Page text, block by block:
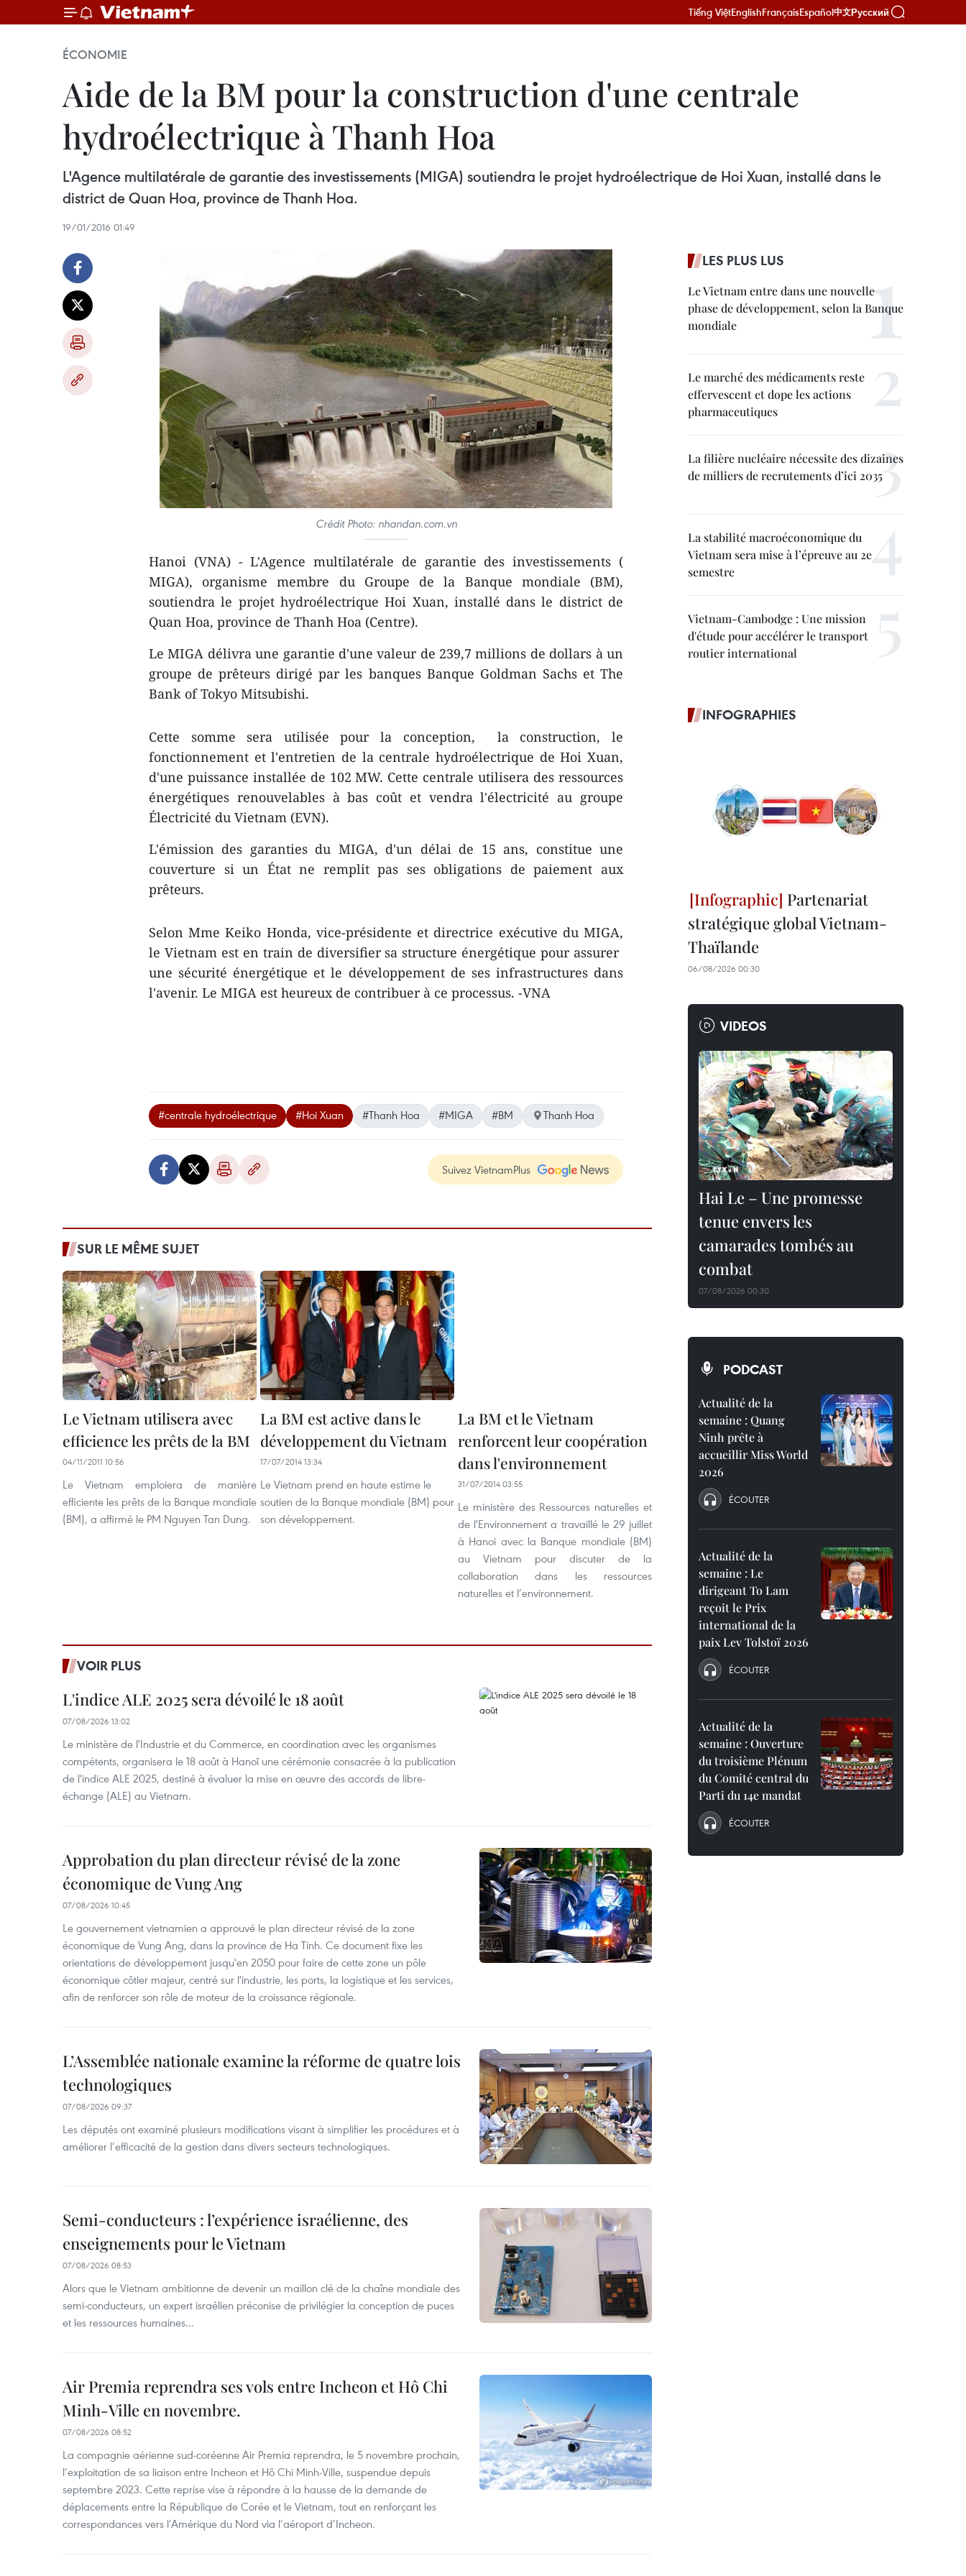
Tiếng ViệtEnglishFrançaisEspañol中文Русский
ÉCONOMIE
Aide de la BM pour la construction d'une centrale
hydroélectrique à Thanh Hoa
L'Agence multilatérale de garantie des investissements (MIGA) soutiendra le projet hydroélectrique de Hoi Xuan, installé dans le
district de Quan Hoa, province de Thanh Hoa.
19/01/2016 01:49
Crédit Photo: nhandan.com.vn
Hanoi (VNA) - L'Agence multilatérale de garantie des investissements (
MIGA), organisme membre du Groupe de la Banque mondiale (BM),
soutiendra le projet hydroélectrique Hoi Xuan, installé dans le district de
Quan Hoa, province de Thanh Hoa (Centre).
Le MIGA délivra une garantie d'une valeur de 239,7 millions de dollars à un
groupe de prêteurs dirigé par les banques Banque Goldman Sachs et The
Bank of Tokyo Mitsubishi.
Cette ​somme sera utilisée pour la conception, la construction, le
fonctionnement et l'entretien de la centrale hydroélectrique de Hoi Xuan,
d'une puissance installée de 102 MW. Cette centrale utilisera des ressources
énergétiques renouvelables à bas coût et vendra l'électricité au groupe
Électricité du Vietnam (EVN).
L'émission des garanties du MIGA, d'un délai de 15 ans, constitue une
couverture si un État ne remplit pas ses obligations de paiement aux
prêteurs.
Selon Mme Keiko Honda, vice-présidente et directrice exécutive du MIGA,
le Vietnam est en train de diversifier ​sa structure énergétique pour assurer ​​
une sécurité énergétique et le développement de ses infrastructures dans
l'avenir. Le MIGA est heureux de contribuer à ce processus. -VNA
#centrale hydroélectrique #Hoi Xuan #Thanh Hoa #MIGA #BM Thanh Hoa
Suivez VietnamPlus
SUR LE MÊME SUJET
Le Vietnam utilisera avec
efficience les prêts de la BM
04/11/2011 10:56
Le Vietnam emploiera de manière
efficiente les prêts de la Banque mondiale
(BM), a affirmé le PM Nguyen Tan Dung.
La BM est active dans le
développement du Vietnam
17/07/2014 13:34
Le Vietnam prend en haute estime le
soutien de la Banque mondiale (BM) pour
son développement.
La BM et le Vietnam
renforcent leur coopération
dans l'environnement
31/07/2014 03:55
Le ministère des Ressources naturelles et
de l'Environnement a travaillé le 29 juillet
à Hanoi avec la Banque mondiale (BM)
au Vietnam pour discuter de la
collaboration dans les ressources
naturelles et l’environnement.
VOIR PLUS
L'indice ALE 2025 sera dévoilé le 18 août
07/08/2026 13:02
Le ministère de l'Industrie et du Commerce, en coordination avec les organismes
compétents, organisera le 18 août à Hanoï une cérémonie consacrée à la publication
de l'indice ALE 2025, destiné à évaluer la mise en œuvre des accords de libre-
échange (ALE) au Vietnam.
Approbation du plan directeur révisé de la zone
économique de Vung Ang
07/08/2026 10:45
Le gouvernement vietnamien a approuvé le plan directeur révisé de la zone
économique de Vung Ang, dans la province de Ha Tinh. Ce document fixe les
orientations de développement jusqu'en 2050 pour faire de cette zone un pôle
économique côtier majeur, centré sur l'industrie, les ports, la logistique et les services,
afin de renforcer son rôle de moteur de la croissance régionale.
L’Assemblée nationale examine la réforme de quatre lois
technologiques
07/08/2026 09:37
Les députés ont examiné plusieurs modifications visant à simplifier les procédures et à
améliorer l’efficacité de la gestion dans divers secteurs technologiques.
Semi-conducteurs : l’expérience israélienne, des
enseignements pour le Vietnam
07/08/2026 08:53
Alors que le Vietnam ambitionne de devenir un maillon clé de la chaîne mondiale des
semi-conducteurs, un expert israélien préconise de privilégier la conception de puces
et les ressources humaines...
Air Premia reprendra ses vols entre Incheon et Hô Chi
Minh-Ville en novembre.
07/08/2026 08:52
La compagnie aérienne sud-coréenne Air Premia reprendra, le 5 novembre prochain,
l’exploitation de sa liaison entre Incheon et Hô Chi Minh-Ville, suspendue depuis
septembre 2023. Cette reprise vise à répondre à la hausse de la demande de
déplacements entre la République de Corée et le Vietnam, tout en renforçant les
correspondances vers l’Amérique du Nord via l’aéroport d’Incheon.
LES PLUS LUS
Le Vietnam entre dans une nouvelle
phase de développement, selon la Banque
mondiale
Le marché des médicaments reste
effervescent et dope les actions
pharmaceutiques
La filière nucléaire nécessite des dizaines
de milliers de recrutements d’ici 2035
La stabilité macroéconomique du
Vietnam sera mise à l’épreuve au 2e
semestre
Vietnam-Cambodge : Une mission
d'étude pour accélérer le transport
routier international
INFOGRAPHIES
Partenariat
stratégique global Vietnam-
Thaïlande
06/08/2026 00:30
VIDEOS
Hai Le – Une promesse
tenue envers les
camarades tombés au
combat
07/08/2026 00:30
PODCAST
Actualité de la
semaine : Quang
Ninh prête à
accueillir Miss World
2026
ÉCOUTER
Actualité de la
semaine : Le
dirigeant To Lam
reçoit le Prix
international de la
paix Lev Tolstoï 2026
ÉCOUTER
Actualité de la
semaine : Ouverture
du troisième Plénum
du Comité central du
Parti du 14e mandat
ÉCOUTER